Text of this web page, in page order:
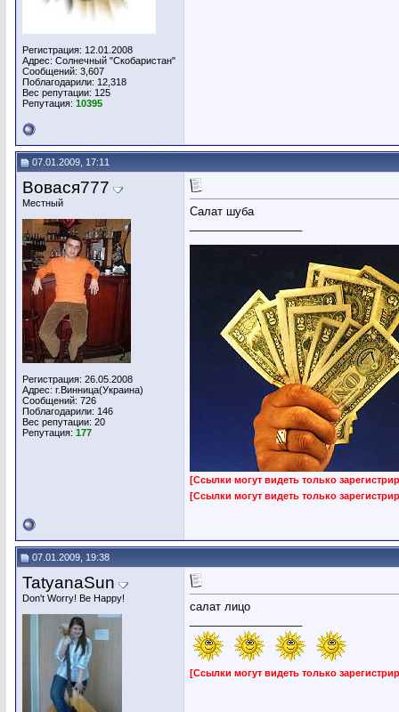
Регистрация: 12.01.2008
Адрес: Солнечный "Скобаристан"
Сообщений: 3,607
Поблагодарили: 12,318
Вес репутации: 125
Репутация: 10395
07.01.2009, 17:11
Вовася777
Местный
Регистрация: 26.05.2008
Адрес: г.Винница(Украина)
Сообщений: 726
Поблагодарили: 146
Вес репутации: 20
Репутация: 177
Салат шуба
[Ссылки могут видеть только
[Ссылки могут видеть только
07.01.2009, 19:38
TatyanaSun
Don't Worry! Be Happy!
салат лицо
[Ссылки могут видеть только